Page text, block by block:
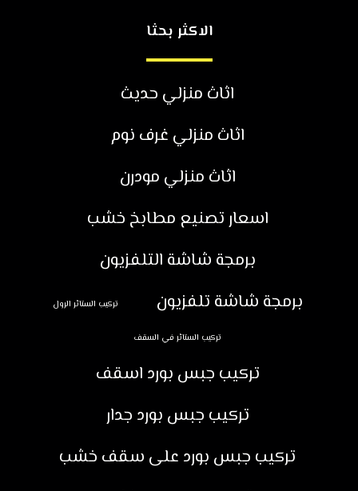
الاكثر بحثا
اثاث منزلي حديث
اثاث منزلي غرف نوم
اثاث منزلي مودرن
اسعار تصنيع مطابخ خشب
برمجة شاشة التلفزيون
برمجة شاشة تلفزيون
تركيب الستائر الرول
تركيب الستائر في السقف
تركيب جبس بورد اسقف
تركيب جبس بورد جدار
تركيب جبس بورد على سقف خشب